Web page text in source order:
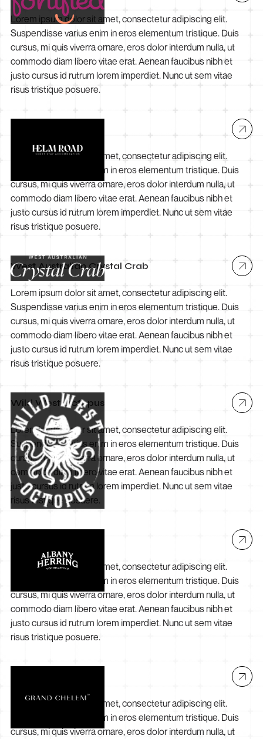
Lorem ipsum dolor sit amet, consectetur adipiscing elit.
Suspendisse varius enim in eros elementum tristique. Duis
cursus, mi quis viverra ornare, eros dolor interdum nulla, ut
commodo diam libero vitae erat. Aenean faucibus nibh et
justo cursus id rutrum lorem imperdiet. Nunc ut sem vitae
risus tristique posuere.
Lorem ipsum dolor sit amet, consectetur adipiscing elit.
Suspendisse varius enim in eros elementum tristique. Duis
cursus, mi quis viverra ornare, eros dolor interdum nulla, ut
commodo diam libero vitae erat. Aenean faucibus nibh et
justo cursus id rutrum lorem imperdiet. Nunc ut sem vitae
risus tristique posuere.
West Australian Crystal Crab
Lorem ipsum dolor sit amet, consectetur adipiscing elit.
Suspendisse varius enim in eros elementum tristique. Duis
cursus, mi quis viverra ornare, eros dolor interdum nulla, ut
commodo diam libero vitae erat. Aenean faucibus nibh et
justo cursus id rutrum lorem imperdiet. Nunc ut sem vitae
risus tristique posuere.
Wild West Octopus
Lorem ipsum dolor sit amet, consectetur adipiscing elit.
Suspendisse varius enim in eros elementum tristique. Duis
cursus, mi quis viverra ornare, eros dolor interdum nulla, ut
commodo diam libero vitae erat. Aenean faucibus nibh et
justo cursus id rutrum lorem imperdiet. Nunc ut sem vitae
risus tristique posuere.
Lorem ipsum dolor sit amet, consectetur adipiscing elit.
Suspendisse varius enim in eros elementum tristique. Duis
cursus, mi quis viverra ornare, eros dolor interdum nulla, ut
commodo diam libero vitae erat. Aenean faucibus nibh et
justo cursus id rutrum lorem imperdiet. Nunc ut sem vitae
risus tristique posuere.
Lorem ipsum dolor sit amet, consectetur adipiscing elit.
Suspendisse varius enim in eros elementum tristique. Duis
cursus, mi quis viverra ornare, eros dolor interdum nulla, ut